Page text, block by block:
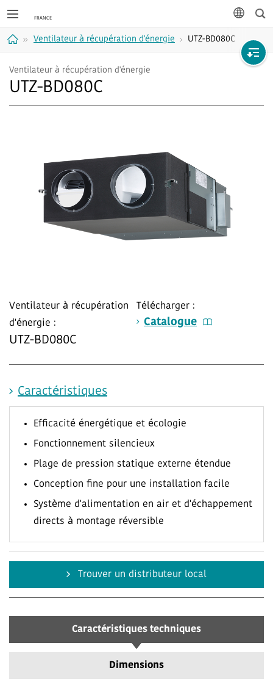
Ventilateur à récupération d'énergie UTZ-BD080C
Ventilateur à récupération d'énergie
UTZ-BD080C
Ventilateur à récupération
d'énergie :
UTZ-BD080C
Télécharger :
Catalogue
Caractéristiques
Efficacité énergétique et écologie
Fonctionnement silencieux
Plage de pression statique externe étendue
Conception fine pour une installation facile
Système d'alimentation en air et d'échappement
directs à montage réversible
Trouver un distributeur local
Caractéristiques techniques
Dimensions